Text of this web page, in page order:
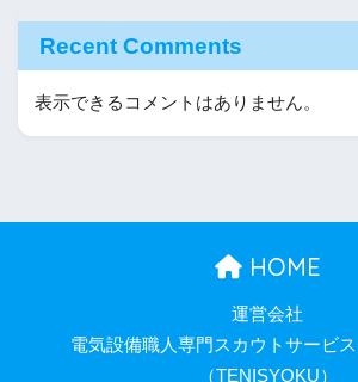
Recent Comments
表示できるコメントはありません。
HOME
運営会社
電気設備職人専門スカウトサービ
（TENISYOKU）